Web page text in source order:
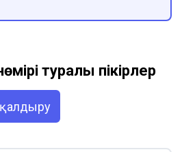
туралы пікірлер
қалдыру